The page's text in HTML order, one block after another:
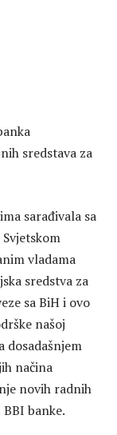
sredstava za
sarađivala sa
vladama
sredstva za
sa BiH i ovo
našoj
dosadašnjem
načina
novih radnih
banke.